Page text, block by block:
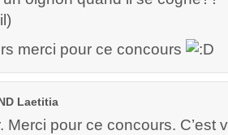
merci pour ce concours
Laetitia
Merci pour ce concours. C’est